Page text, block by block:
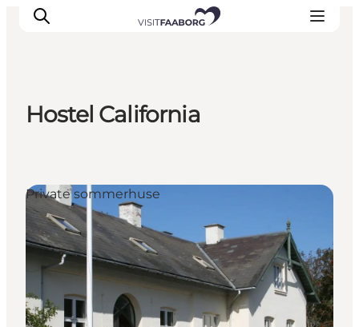
Oplevelser
Øhop
Outdoor
Det sker
Hostel California
Private sommerhuse